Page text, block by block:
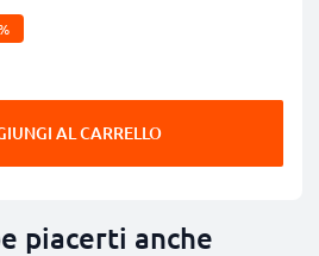
AL CARRELLO
piacerti anche